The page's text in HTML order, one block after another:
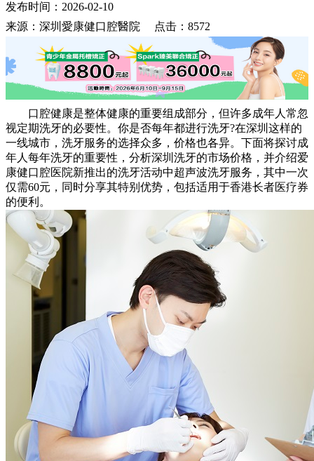
发布时间：2026-02-10
来源：深圳愛康健口腔醫院 点击：8572
口腔健康是整体健康的重要组成部分，但许多成年人常忽
视定期洗牙的必要性。你是否每年都进行洗牙?在深圳这样的
一线城市，洗牙服务的选择众多，价格也各异。下面将探讨成
年人每年洗牙的重要性，分析深圳洗牙的市场价格，并介绍爱
康健口腔医院新推出的洗牙活动中超声波洗牙服务，其中一次
仅需60元，同时分享其特别优势，包括适用于香港长者医疗券
的便利。